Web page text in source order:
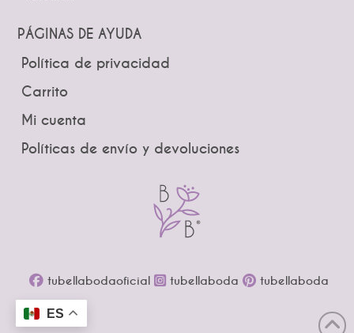
PÁGINAS DE AYUDA
Política de privacidad
Carrito
Mi cuenta
Políticas de envío y devoluciones
tubellabodaoficial tubellaboda tubellaboda
ES